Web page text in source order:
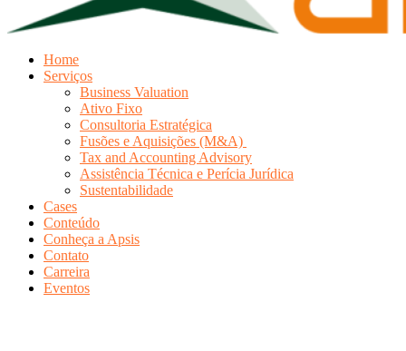
Home
Serviços
Business Valuation
Ativo Fixo
Consultoria Estratégica
Fusões e Aquisições (M&A)
Tax and Accounting Advisory
Assistência Técnica e Perícia Jurídica
Sustentabilidade
Cases
Conteúdo
Conheça a Apsis
Contato
Carreira
Eventos